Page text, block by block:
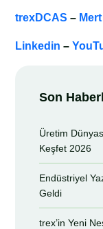
trexDCAS –
Linkedin –
Son
Üretim
Keşfet 2026
Endüstriyel
Geldi
trex’in Yeni